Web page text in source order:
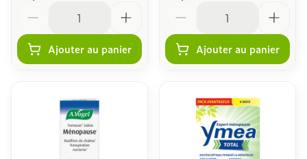
Ajouter au panier Ajouter au panier